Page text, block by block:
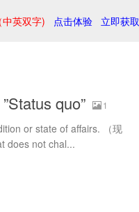
英双字) 点击体验 立即获取
quo” 1
or state of affairs. （现
does not chal...